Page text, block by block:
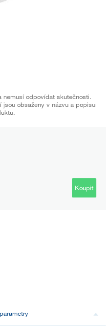
nemusí odpovídat skutečnosti.
jsou obsaženy v názvu a popisu
Koupit